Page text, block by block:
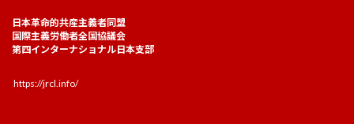
日本革命的共産主義者同盟
国際主義労働者全国協議会
第四インターナショナル日本支部
https://jrcl.info/